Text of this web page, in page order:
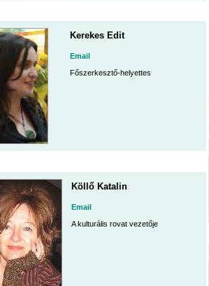
Kerekes Edit
Email
Főszerkesztő-helyettes
Köllő Katalin
Email
A kulturális rovat vezetője